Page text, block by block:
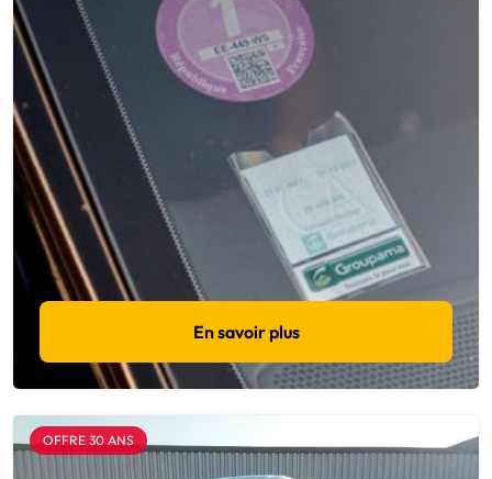
En savoir plus
OFFRE 30 ANS